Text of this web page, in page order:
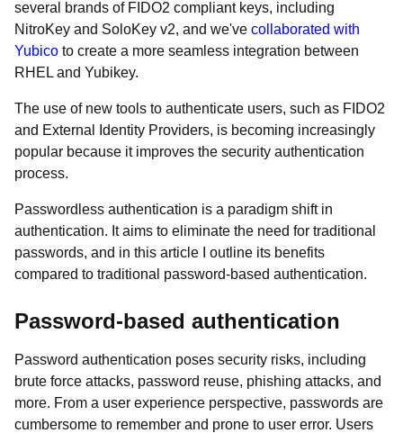
several brands of FIDO2 compliant keys, including
NitroKey and SoloKey v2, and we've collaborated with
Yubico to create a more seamless integration between
RHEL and Yubikey.
The use of new tools to authenticate users, such as FIDO2
and External Identity Providers, is becoming increasingly
popular because it improves the security authentication
process.
Passwordless authentication is a paradigm shift in
authentication. It aims to eliminate the need for traditional
passwords, and in this article I outline its benefits
compared to traditional password-based authentication.
Password-based authentication
Password authentication poses security risks, including
brute force attacks, password reuse, phishing attacks, and
more. From a user experience perspective, passwords are
cumbersome to remember and prone to user error. Users